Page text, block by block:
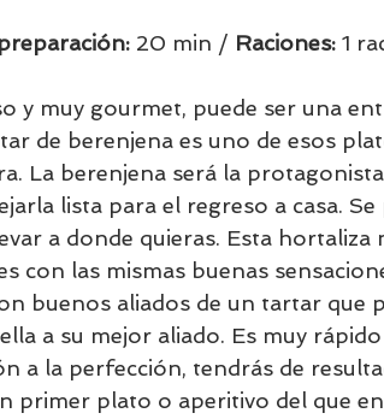
20 min / Raciones: 1
y muy gourmet, puede ser una
de berenjena es uno de esos
La berenjena será la
lista para el regreso a casa.
a donde quieras. Esta hortaliza
con las mismas buenas
buenos aliados de un tartar que
a su mejor aliado. Es muy
a la perfección, tendrás de
primer plato o aperitivo del que